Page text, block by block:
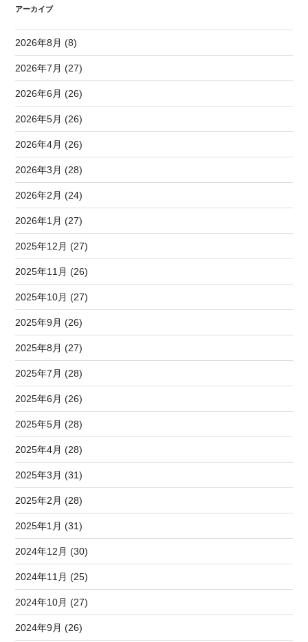
アーカイブ
2026年8月 (8)
2026年7月 (27)
2026年6月 (26)
2026年5月 (26)
2026年4月 (26)
2026年3月 (28)
2026年2月 (24)
2026年1月 (27)
2025年12月 (27)
2025年11月 (26)
2025年10月 (27)
2025年9月 (26)
2025年8月 (27)
2025年7月 (28)
2025年6月 (26)
2025年5月 (28)
2025年4月 (28)
2025年3月 (31)
2025年2月 (28)
2025年1月 (31)
2024年12月 (30)
2024年11月 (25)
2024年10月 (27)
2024年9月 (26)